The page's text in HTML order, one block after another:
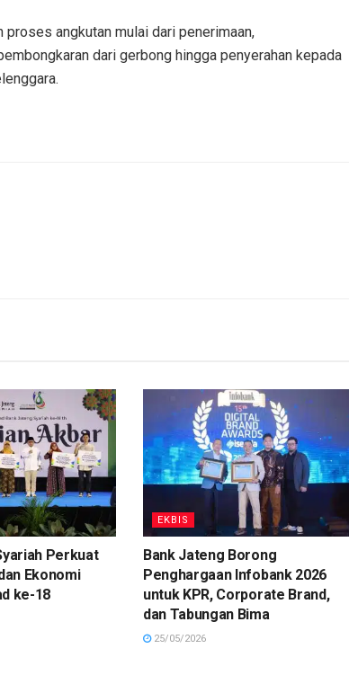
angkutan mulai dari penerimaan,
dari gerbong hingga penyerahan kepada
Perkuat
Ekonomi
ke-18
EKBIS
Bank Jateng Borong
Penghargaan Infobank 2026
untuk KPR, Corporate Brand,
dan Tabungan Bima
25/05/2026